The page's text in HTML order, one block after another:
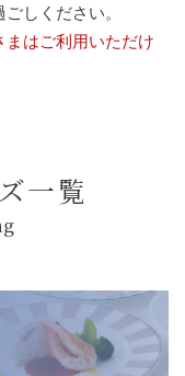
しください。
はご利用いただけ
一覧